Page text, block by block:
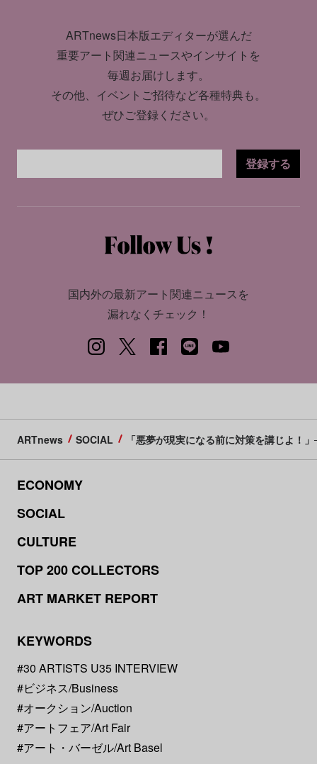
ARTnews日本版エディターが選んだ
重要アート関連ニュースやインサイトを
毎週お届けします。
その他、イベントご招待など各種特典も。
ぜひご登録ください。
登録する
国内外の最新アート関連ニュースを
漏れなくチェック！
ARTnews SOCIAL 「悪夢が現実になる前に対策を講じよ！
ECONOMY
SOCIAL
CULTURE
TOP 200 COLLECTORS
ART MARKET REPORT
KEYWORDS
#30 ARTISTS U35 INTERVIEW
#ビジネス/Business
#オークション/Auction
#アートフェア/Art Fair
#アート・バーゼル/Art Basel